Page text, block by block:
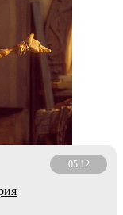
05.12